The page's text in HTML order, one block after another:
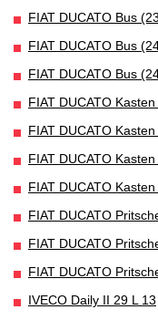
FIAT DUCATO Bus
FIAT DUCATO Bus
FIAT DUCATO Bus
FIAT DUCATO
FIAT DUCATO
FIAT DUCATO
FIAT DUCATO
FIAT DUCATO
FIAT DUCATO
FIAT DUCATO
IVECO Daily II 29 L 13